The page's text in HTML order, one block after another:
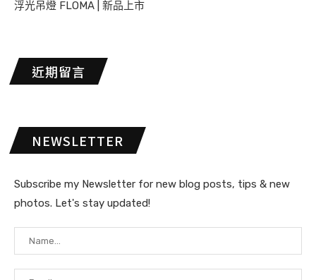
浮光吊燈 FLOMA | 新品上市
近期留言
NEWSLETTER
Subscribe my Newsletter for new blog posts, tips & new
photos. Let's stay updated!